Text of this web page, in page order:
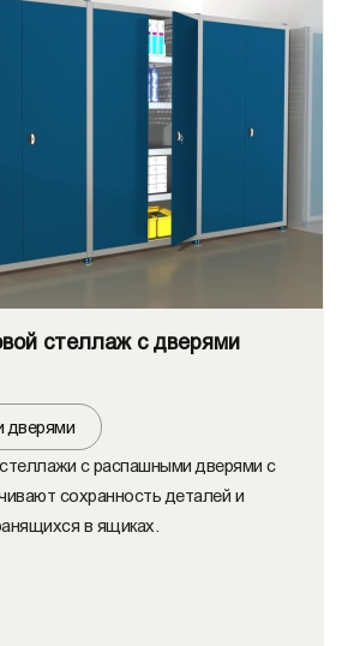
стеллаж с дверями
дверями
с распашными дверями с
сохранность деталей и
в ящиках.